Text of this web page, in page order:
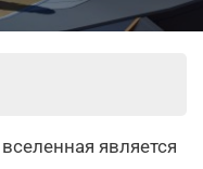
является